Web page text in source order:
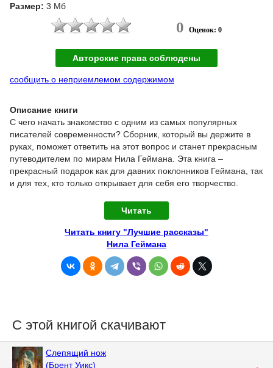
Размер: 3 Мб
0 Оценок: 0
Авторские права соблюдены
сообщить о неприемлемом содержимом
Описание книги
С чего начать знакомство с одним из самых популярных
писателей современности? Сборник, который вы держите в
руках, поможет ответить на этот вопрос и станет прекрасным
путеводителем по мирам Нила Геймана. Эта книга –
прекрасный подарок как для давних поклонников Геймана, так
и для тех, кто только открывает для себя его творчество.
Читать
Читать книгу "Лучшие рассказы"
Нила Геймана
С этой книгой скачивают
Слепящий нож
(Брент Уикс)